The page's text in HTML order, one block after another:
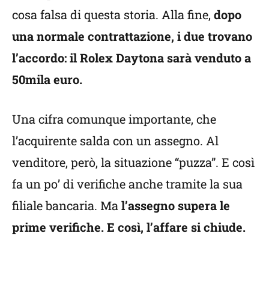
cosa falsa di questa storia. Alla fine, dopo
una normale contrattazione, i due trovano
l’accordo: il Rolex Daytona sarà venduto a
50mila euro.
Una cifra comunque importante, che
l’acquirente salda con un assegno. Al
venditore, però, la situazione “puzza”. E così
fa un po’ di verifiche anche tramite la sua
filiale bancaria. Mal’assegno supera le
prime verifiche. E così, l’affare si chiude.